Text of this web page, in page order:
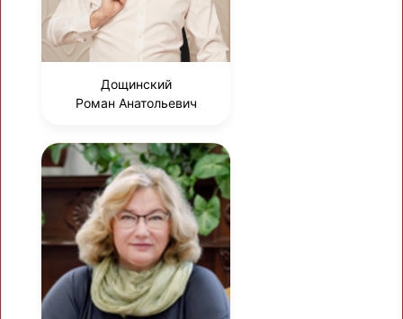
Дощинский
Роман Анатольевич